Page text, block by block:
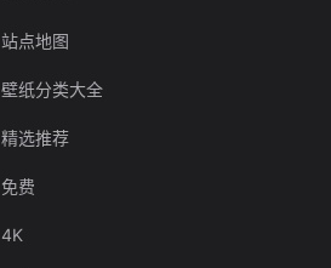
站点地图
壁纸分类大全
精选推荐
免费
4K